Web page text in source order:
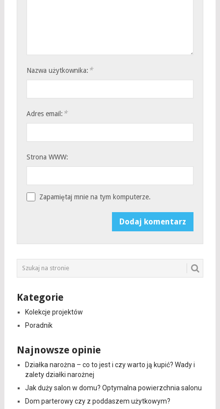
Nazwa użytkownika: *
Adres email: *
Strona WWW:
Zapamiętaj mnie na tym komputerze.
Kategorie
Kolekcje projektów
Poradnik
Najnowsze opinie
Działka narożna – co to jest i czy warto ją kupić? Wady i
zalety działki narożnej
Jak duży salon w domu? Optymalna powierzchnia salonu
Dom parterowy czy z poddaszem użytkowym?